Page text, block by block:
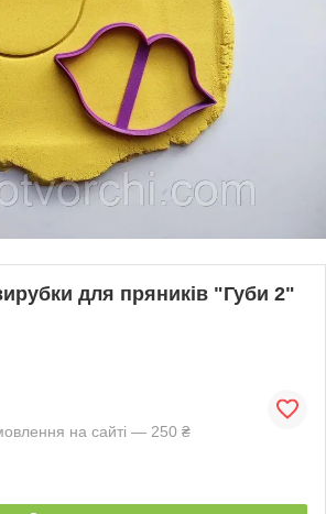
для пряників "Губи 2"
на сайті — 250 ₴